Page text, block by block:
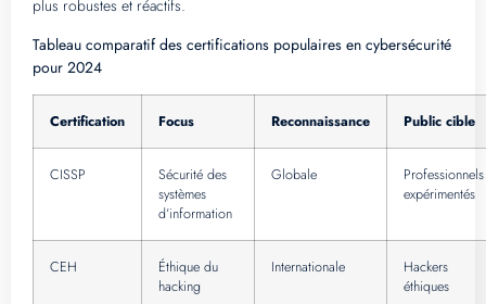
plus robustes et réactifs.
Tableau comparatif des certifications populaires en cybersécurité
pour 2024
Certification Focus Reconnaissance Public cible
CISSP
Sécurité des
systèmes
d’information
Globale
Professionnels
expérimentés
CEH
Éthique du
hacking
Internationale
Hackers
éthiques